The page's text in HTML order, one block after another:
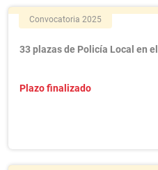
Convocatoria 2025
33 plazas de Policía Local en
Plazo finalizado